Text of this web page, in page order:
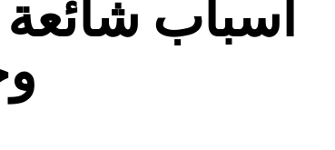
أسباب